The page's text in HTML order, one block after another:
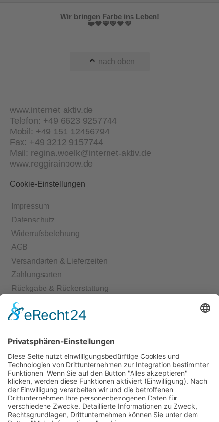
Wir bringen Farbe ins Leben!
❤️🧡💛💚💙💜
nach oben
www.internet-aktiv.de
Telefon: +49 6623 9257744
Mobil: +49 151 12456794
Fax: +49 3212 9157744
Mail: regina.woelk@internet-aktiv.de
www.reggirainbow.de
Cookie-Einstellungen
Impressum
Datenschutz
Widerrufsbelehrung
AGB
Versandarten & Lieferzeiten
Zahlungsarten
Rückgabe & Rückerstattung
Echtheit von Bewertungen
Kontakt
Shop
Mein Konto
Warenkorb
Kasse
Vertrag widerrufen